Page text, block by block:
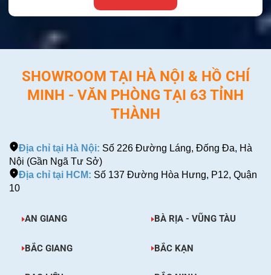
SHOWROOM TẠI HÀ NỘI & HỒ CHÍ
MINH - VĂN PHÒNG TẠI 63 TỈNH
THÀNH
Địa chỉ tại Hà Nội: Số 226 Đường Láng, Đống Đa, Hà
Nội (Gần Ngã Tư Sở)
Địa chỉ tại HCM: Số 137 Đường Hòa Hưng, P12, Quận
10
AN GIANG BÀ RỊA - VŨNG TÀU
BẮC GIANG BẮC KẠN